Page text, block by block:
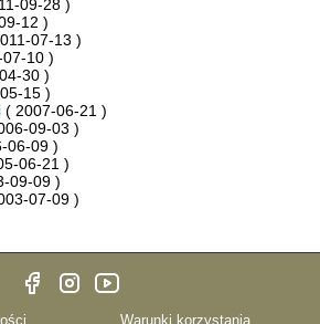
09-28 )
12 )
07-13 )
10 )
30 )
15 )
( 2007-06-21 )
09-03 )
06-09 )
06-21 )
09-09 )
07-09 )
Warunki korzystania